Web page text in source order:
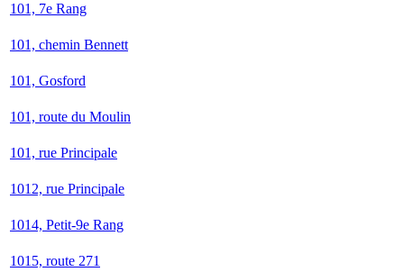
101, 7e Rang
101, chemin Bennett
101, Gosford
101, route du Moulin
101, rue Principale
1012, rue Principale
1014, Petit-9e Rang
1015, route 271